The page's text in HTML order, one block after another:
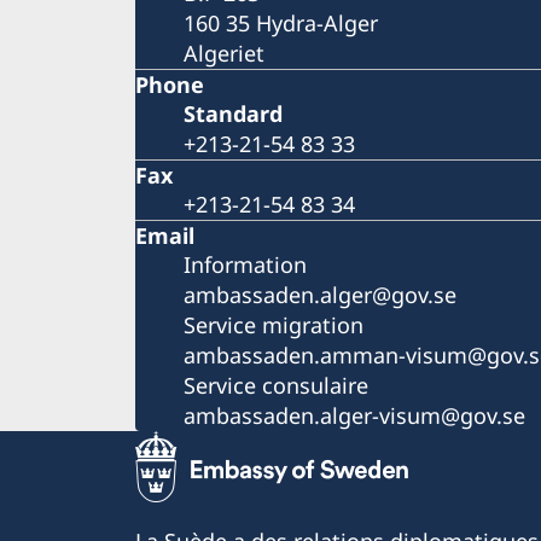
160 35 Hydra-Alger
Algeriet
Phone
Standard
+213-21-54 83 33
Fax
+213-21-54 83 34
Email
Information
ambassaden.alger@gov.se
Service migration
ambassaden.amman-
Service consulaire
ambassaden.alger-visum@gov.se